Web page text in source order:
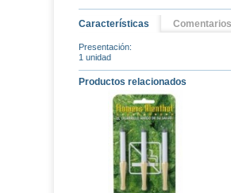
Características Comentarios
Presentación:
1 unidad
Productos relacionados